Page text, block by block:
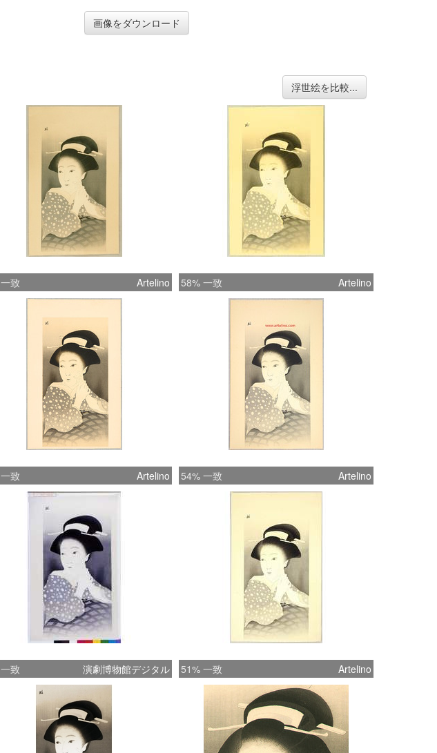
画像をダウンロード
浮世絵を比較...
致 Artelino 58% 一致 Artelino
致 Artelino 54% 一致 Artelino
致 演劇博物館デジタル 51% 一致 Artelino